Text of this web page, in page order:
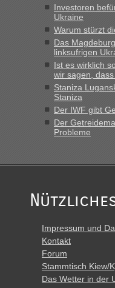
Berichte und
Grenzübergang
schnellsten?
„Derzeit, ist es überall
Polen. Zb. Krakovets
Montag rüber, versuchen
Investoren
Ukraine
Warum stürzt
Das
linksufrigen
Ist es wirklich
wir sagen,
Staniza
Staniza
Der IWF gibt
Der
Probleme
Impressum und
Kontakt
Forum
Stammtisch Kiew/
Das Wetter in der